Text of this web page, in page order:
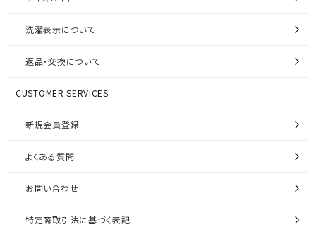
洗濯表示について
返品・交換について
CUSTOMER SERVICES
新規会員登録
よくある質問
お問い合わせ
特定商取引法に基づく表記